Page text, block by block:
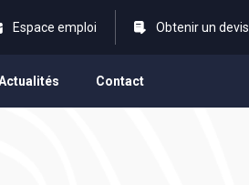
Espace emploi Obtenir un devis
Contact